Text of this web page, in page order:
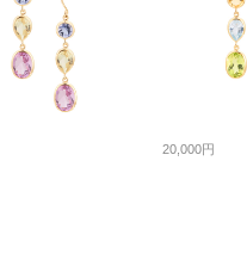
20,000円